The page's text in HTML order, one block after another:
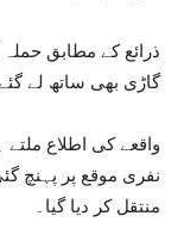
ذرائع کے مطابق
گاڑی بھی ساتھ لے
واقعے کی اطلاع
نفری موقع پر پہنچ
منتقل کر دیا گیا۔